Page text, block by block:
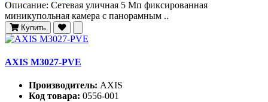
Описание: Сетевая уличная 5 Мп фиксированная
миникупольная камера c панорамным ..
Купить
AXIS M3027-PVE
Производитель: AXIS
Код товара: 0556-001